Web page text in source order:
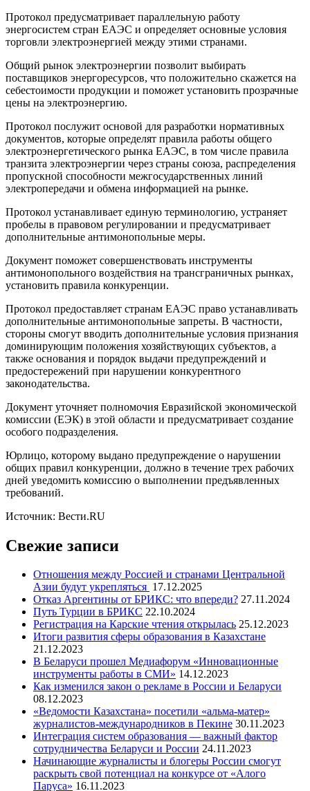
Протокол предусматривает параллельную работу
энергосистем стран ЕАЭС и определяет основные условия
торговли электроэнергией между этими странами.
Общий рынок электроэнергии позволит выбирать
поставщиков энергоресурсов, что положительно скажется на
себестоимости продукции и поможет установить прозрачные
цены на электроэнергию.
Протокол послужит основой для разработки нормативных
документов, которые определят правила работы общего
электроэнергетического рынка ЕАЭС, в том числе правила
транзита электроэнергии через страны союза, распределения
пропускной способности межгосударственных линий
электропередачи и обмена информацией на рынке.
Протокол устанавливает единую терминологию, устраняет
пробелы в правовом регулировании и предусматривает
дополнительные антимонопольные меры.
Документ поможет совершенствовать инструменты
антимонопольного воздействия на трансграничных рынках​​​,
установить правила конкуренции.
Протокол предоставляет странам ЕАЭС право устанавливать
дополнительные антимонопольные запреты. В частности,
стороны смогут вводить дополнительные условия признания
доминирующим положения хозяйствующих субъектов, а
также основания и порядок выдачи предупреждений и
предостережений при нарушении конкурентного
законодательства.
Документ уточняет полномочия Евразийской экономической
комиссии (ЕЭК) в этой области и предусматривает создание
особого подразделения.
Юрлицо, которому выдано предупреждение о нарушении
общих правил конкуренции, должно в течение трех рабочих
дней уведомить комиссию о выполнении предъявленных
требований.
Источник: Вести.RU
Свежие записи
Отношения между Россией и странами Центральной
Азии будут укрепляться 17.12.2025
Отказ Аргентины от БРИКС: что впереди? 27.11.2024
Путь Турции в БРИКС 22.10.2024
Регистрация на Карские чтения открылась 25.12.2023
Итоги развития сферы образования в Казахстане
21.12.2023
В Беларуси прошел Медиафорум «Инновационные
инструменты работы в СМИ» 14.12.2023
Как изменился закон о рекламе в России и Беларуси
08.12.2023
«Ведомости Казахстана» посетили «альма-матер»
журналистов-международников в Пекине 30.11.2023
Интеграция систем образования — важный фактор
сотрудничества Беларуси и России 24.11.2023
Начинающие журналисты и блогеры России смогут
раскрыть свой потенциал на конкурсе от «Алого
Паруса» 16.11.2023